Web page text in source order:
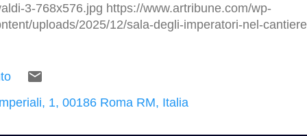
3-768x576.jpg https://www.artribune.com/wp-
uploads/2025/12/sala-degli-imperatori-nel-
di una incredibile villa del Cinquecento:
Silvestri Rivaldi, vicinissimo al Colosseo, ha
da residenza sfarzosa a convento per
1, 00186 Roma RM, Italia